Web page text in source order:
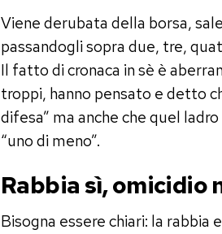
Viene derubata della borsa,
passandogli sopra due, tre,
Il fatto di cronaca in sè è
troppi, hanno pensato e detto
difesa” ma anche che quel
“uno di meno”.
Rabbia sì, omicidio
Bisogna essere chiari: la rabbia